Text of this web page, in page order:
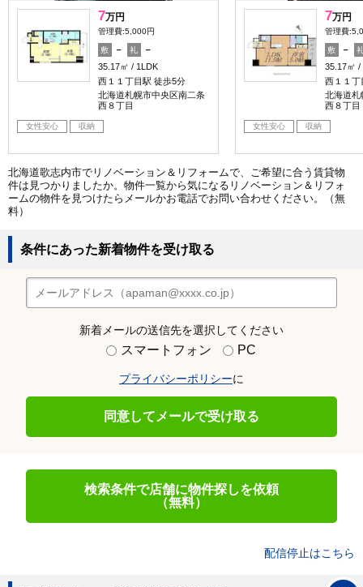
7万円
管理費:5,000円
敷 － 礼
－
35.17㎡
1LDK
西１１丁目駅 徒歩5分
北海道札幌市中央区南二条
西８丁目
女性安心 収納
7万円
管理費
敷 －
35.17㎡
西１１丁
北海道札
西８丁目
女性安心 収納
北海道歌志内市でリノベーション＆リフォームで、ご希望に合う賃貸物
件は見つかりましたか。物件一覧から気になるリノベーション＆リフォ
ームの物件を見つけたらメールかお電話でお問い合わせください。（無
料）
条件にあった新着物件を受け取る
新着メールの送信先を選択してください
スマートフォン PC
プライバシーポリシーに
同意してメールで受け取る
検索条件で店舗に物件探しを依頼
（無料）
配信停止はこちら